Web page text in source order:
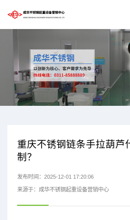
重庆不锈钢链条手拉葫芦
制？
发布时间：2025-12-01 17:20:06
来源于：成华不锈钢起重设备营销中心